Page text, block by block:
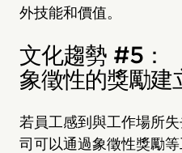
外技能和價值。
文化趨勢 #5：
象徵性的獎勵建
若員工感到與工作場所
司可以通過象徵性獎勵